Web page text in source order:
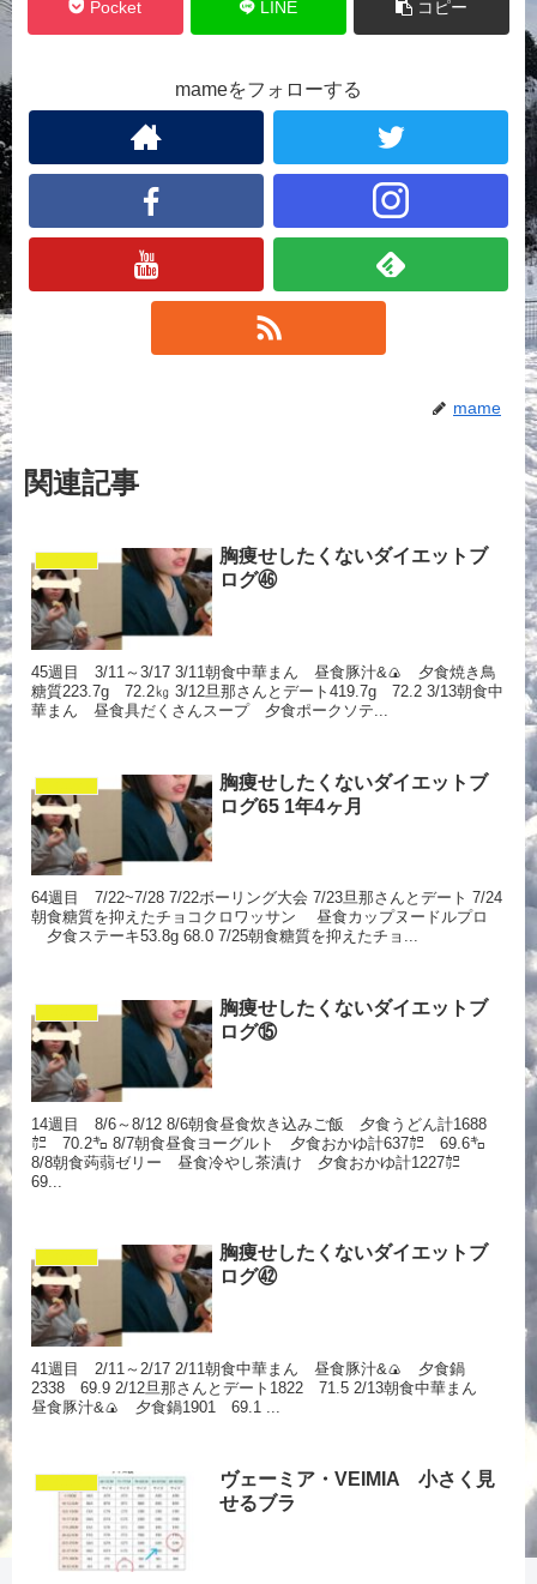
Pocket LINE コピー
mameをフォローする
mame
関連記事
胸痩せしたくないダイエットブ
ログ㊻
45週目 3/11～3/17 3/11朝食中華まん 昼食豚汁&🍙 夕食焼き鳥
糖質223.7g 72.2㎏ 3/12旦那さんとデート419.7g 72.2 3/13朝食中
華まん 昼食具だくさんスープ 夕食ポークソテ...
胸痩せしたくないダイエットブ
ログ65 1年4ヶ月
64週目 7/22~7/28 7/22ボーリング大会 7/23旦那さんとデート 7/24
朝食糖質を抑えたチョコクロワッサン 昼食カップヌードルプロ
夕食ステーキ53.8g 68.0 7/25朝食糖質を抑えたチョ...
胸痩せしたくないダイエットブ
ログ⑮
14週目 8/6～8/12 8/6朝食昼食炊き込みご飯 夕食うどん計1688
㌍ 70.2㌔ 8/7朝食昼食ヨーグルト 夕食おかゆ計637㌍ 69.6㌔
8/8朝食蒟蒻ゼリー 昼食冷やし茶漬け 夕食おかゆ計1227㌍
69...
胸痩せしたくないダイエットブ
ログ㊷
41週目 2/11～2/17 2/11朝食中華まん 昼食豚汁&🍙 夕食鍋
2338 69.9 2/12旦那さんとデート1822 71.5 2/13朝食中華まん
昼食豚汁&🍙 夕食鍋1901 69.1 ...
ヴェーミア・VEIMIA 小さく見
せるブラ